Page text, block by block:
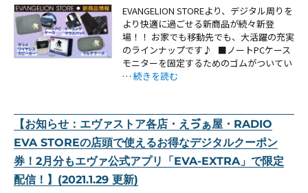
EVANGELION STOREより、デジタル周りを
より快適に過ごせる新商品が続々新登
場！！ お家でも移動先でも、大活躍の充実
のラインナップです♪ ■ノートPCケース
モニターを固定するためのゴムがついてい
… “【新商品:「ノートPCケース」「マルチ
続きを読む
【お知らせ：エヴァストア各店・えゔぁ屋・RADIO
EVA STOREの店頭で使えるお得なデジタルクーポン
券！2月分もエヴァ公式アプリ「EVA-EXTRA」で限定
配信！】(2021.1.29 更新)